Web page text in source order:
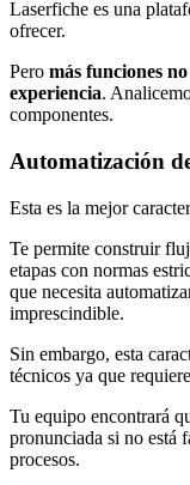
Laserfiche es una
ofrecer.
Pero más funciones
experiencia.
componentes.
Automatización
Esta es la mejor
Te permite construir
etapas con normas
que necesita
imprescindible.
Sin embargo, esta
técnicos ya que
Tu equipo encontrará
pronunciada si no está
procesos.